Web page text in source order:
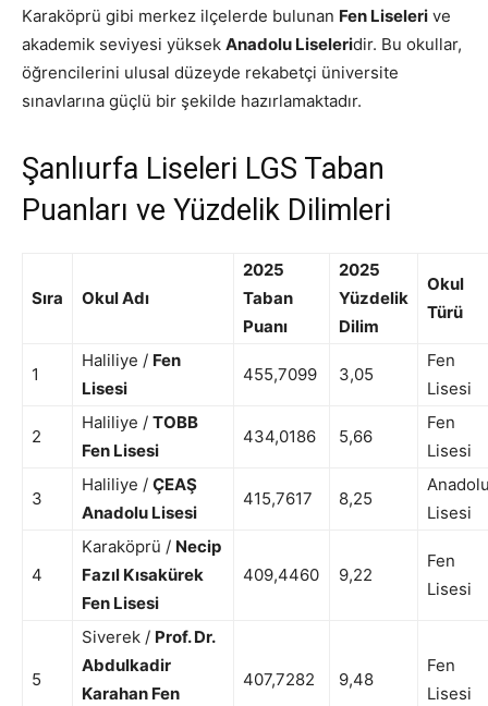
Karaköprü gibi merkez ilçelerde bulunan Fen Liseleri ve
akademik seviyesi yüksek Anadolu Liseleridir. Bu okullar,
öğrencilerini ulusal düzeyde rekabetçi üniversite
sınavlarına güçlü bir şekilde hazırlamaktadır.
Şanlıurfa Liseleri LGS Taban
Puanları ve Yüzdelik Dilimleri
Sıra Okul Adı
2025
Taban
Puanı
2025
Yüzdelik
Dilim
Okul
Türü
1
Haliliye / Fen
Lisesi
455,7099 3,05
Fen
Lisesi
2
Haliliye / TOBB
Fen Lisesi
434,0186 5,66
Fen
Lisesi
3
Haliliye / ÇEAŞ
Anadolu Lisesi
415,7617 8,25
Lisesi
4
Karaköprü / Necip
Fazıl Kısakürek
Fen Lisesi
409,4460 9,22
Fen
Lisesi
5
Siverek / Prof. Dr.
Abdulkadir
Karahan Fen
407,7282 9,48
Fen
Lisesi